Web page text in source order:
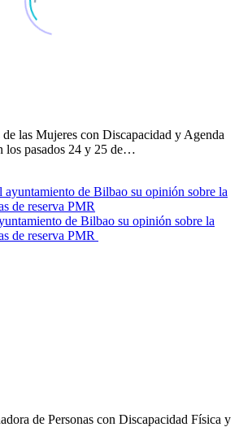
las Mujeres con Discapacidad y Agenda
los pasados 24 y 25 de…
de Bilbao su opinión sobre la
de reserva PMR
de Personas con Discapacidad Física y